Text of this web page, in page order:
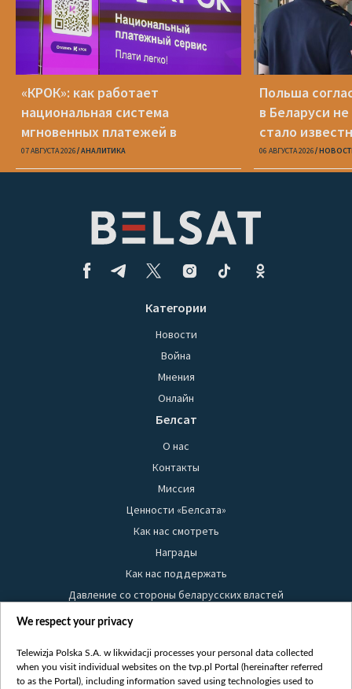
«КРОК»: как работает
национальная система
мгновенных платежей в
Беларуси
07 АВГУСТА 2026 АНАЛИТИКА
Польша
в Беларуси
стало
06 АВГУСТА 2026
Категории
Новости
Война
Мнения
Онлайн
Белсат
О нас
Контакты
Миссия
Ценности «Белсата»
Как нас смотреть
Награды
Как нас поддержать
Давление со стороны беларусских властей
Правила использования материалов
Безопасность
Youtube
We respect your privacy
Telewizja Polska S.A. w likwidacji processes your personal data collected
when you visit individual websites on the tvp.pl Portal (hereinafter referred
to as the Portal), including information saved using technologies used to